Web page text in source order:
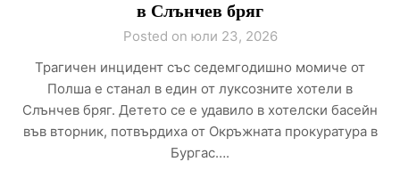
в Слънчев бряг
Posted on юли 23, 2026
Трагичен инцидент със седемгодишно момиче от
Полша е станал в един от луксозните хотели в
Слънчев бряг. Детето се е удавило в хотелски басейн
във вторник, потвърдиха от Окръжната прокуратура в
Бургас….